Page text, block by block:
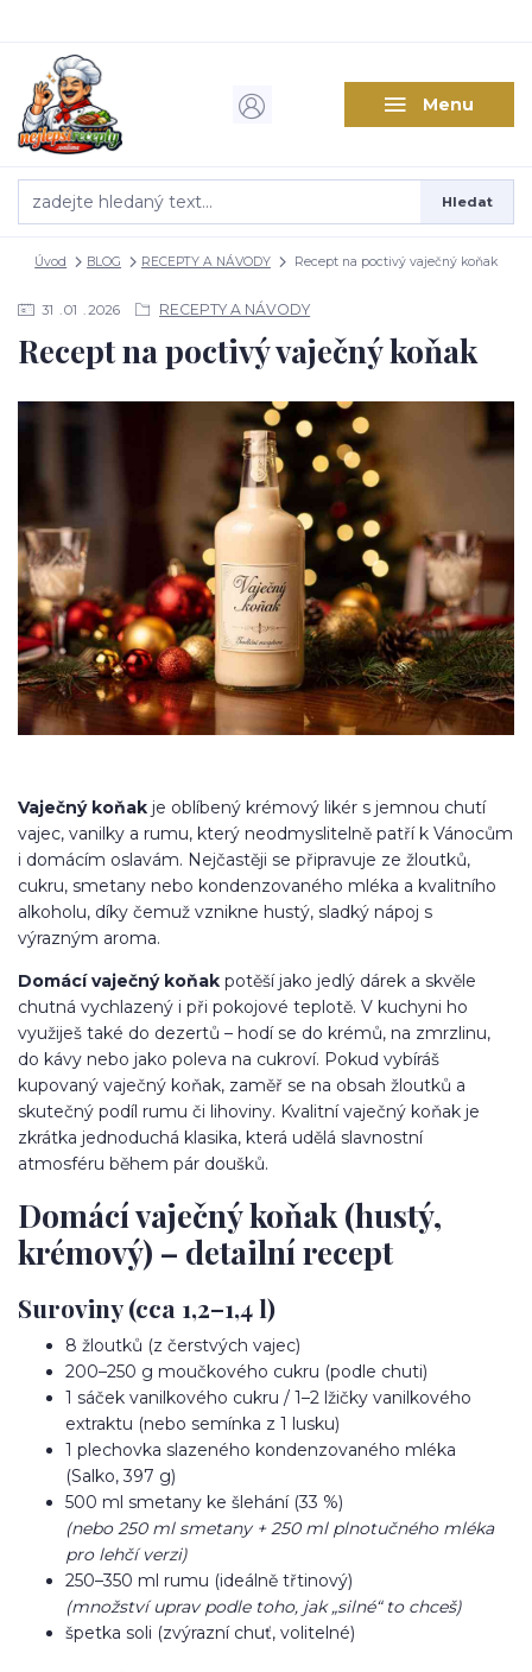
Menu
Hledat
Úvod BLOG RECEPTY A NÁVODY Recept na poctivý vaječný koňak
31 01 2026 RECEPTY A NÁVODY
Recept na poctivý vaječný koňak
Vaječný koňak je oblíbený krémový likér s jemnou chutí
vajec, vanilky a rumu, který neodmyslitelně patří k Vánocům
i domácím oslavám. Nejčastěji se připravuje ze žloutků,
cukru, smetany nebo kondenzovaného mléka a kvalitního
alkoholu, díky čemuž vznikne hustý, sladký nápoj s
výrazným aroma.
Domácí vaječný koňak potěší jako jedlý dárek a skvěle
chutná vychlazený i při pokojové teplotě. V kuchyni ho
využiješ také do dezertů – hodí se do krémů, na zmrzlinu,
do kávy nebo jako poleva na cukroví. Pokud vybíráš
kupovaný vaječný koňak, zaměř se na obsah žloutků a
skutečný podíl rumu či lihoviny. Kvalitní vaječný koňak je
zkrátka jednoduchá klasika, která udělá slavnostní
atmosféru během pár doušků.
Domácí vaječný koňak (hustý,
krémový) – detailní recept
Suroviny (cca 1,2–1,4 l)
8 žloutků (z čerstvých vajec)
200–250 g moučkového cukru (podle chuti)
1 sáček vanilkového cukru / 1–2 lžičky vanilkového
extraktu (nebo semínka z 1 lusku)
1 plechovka slazeného kondenzovaného mléka
(Salko, 397 g)
500 ml smetany ke šlehání (33 %)
(nebo 250 ml smetany + 250 ml plnotučného mléka
pro lehčí verzi)
250–350 ml rumu (ideálně třtinový)
(množství uprav podle toho, jak „silné“ to chceš)
špetka soli (zvýrazní chuť, volitelné)